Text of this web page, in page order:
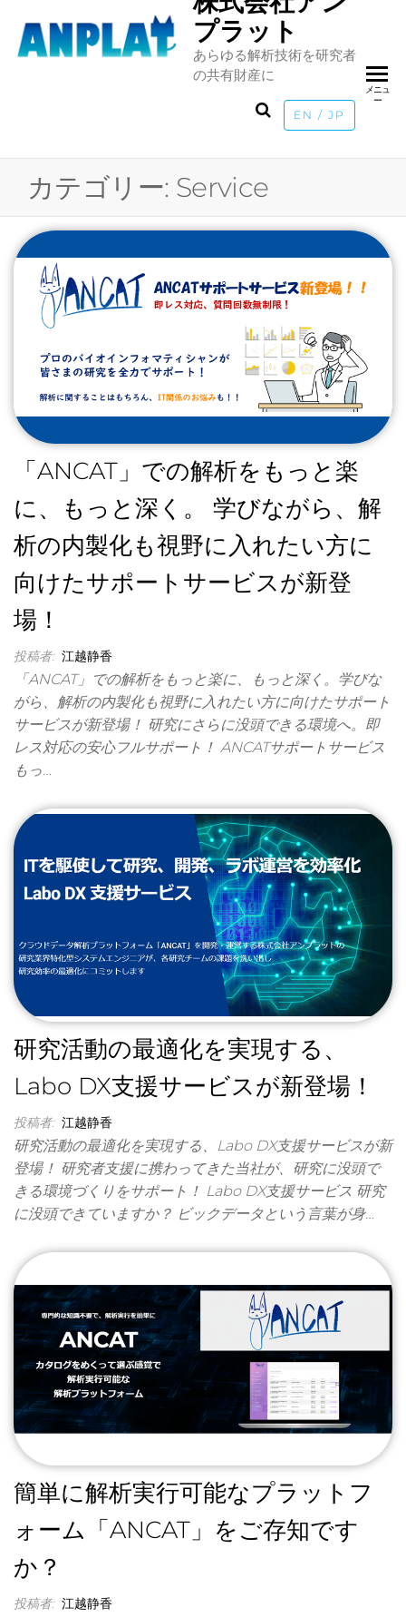
the
プラット
あらゆる解析技術を研究者
の共有財産に
EN / JP
メニュ
ー
カテゴリー: Service
「ANCAT」での解析をもっと楽
に、もっと深く。 学びながら、解
析の内製化も視野に入れたい方に
向けたサポートサービスが新登
場！
投稿者: 江越静香
「ANCAT」での解析をもっと楽に、もっと深く。学びな
がら、解析の内製化も視野に入れたい方に向けたサポート
サービスが新登場！ 研究にさらに没頭できる環境へ。即
レス対応の安心フルサポート！ ANCATサポートサービス
もっ…
研究活動の最適化を実現する、
Labo DX支援サービスが新登場！
投稿者: 江越静香
研究活動の最適化を実現する、Labo DX支援サービスが新
登場！ 研究者支援に携わってきた当社が、研究に没頭で
きる環境づくりをサポート！ Labo DX支援サービス 研究
に没頭できていますか？ ビックデータという言葉が身…
簡単に解析実行可能なプラットフ
ォーム「ANCAT」をご存知です
か？
投稿者: 江越静香